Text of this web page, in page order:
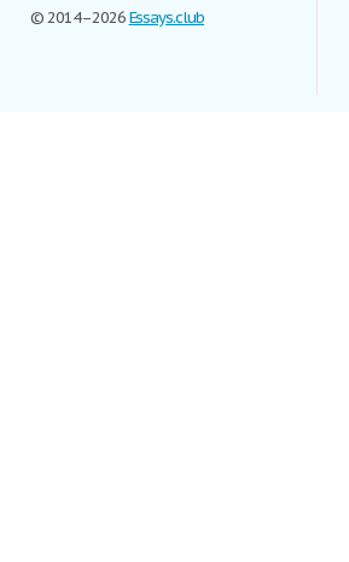
© 2014–2026Essays.club